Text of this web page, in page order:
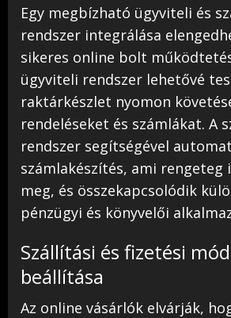
Egy megbízható ügyviteli és
rendszer integrálása
sikeres online bolt
ügyviteli rendszer lehetővé
raktárkészlet nyomon
rendeléseket és számlákat. A
rendszer segítségével
számlakészítés, ami
meg, és összekapcsolódik
pénzügyi és könyvelői
Szállítási és fizetési
beállítása
Az online vásárlók elvárják,